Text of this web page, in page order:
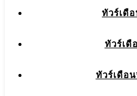
ทัวร์เดื
ทัวร์เดื
ทัวร์เดือ